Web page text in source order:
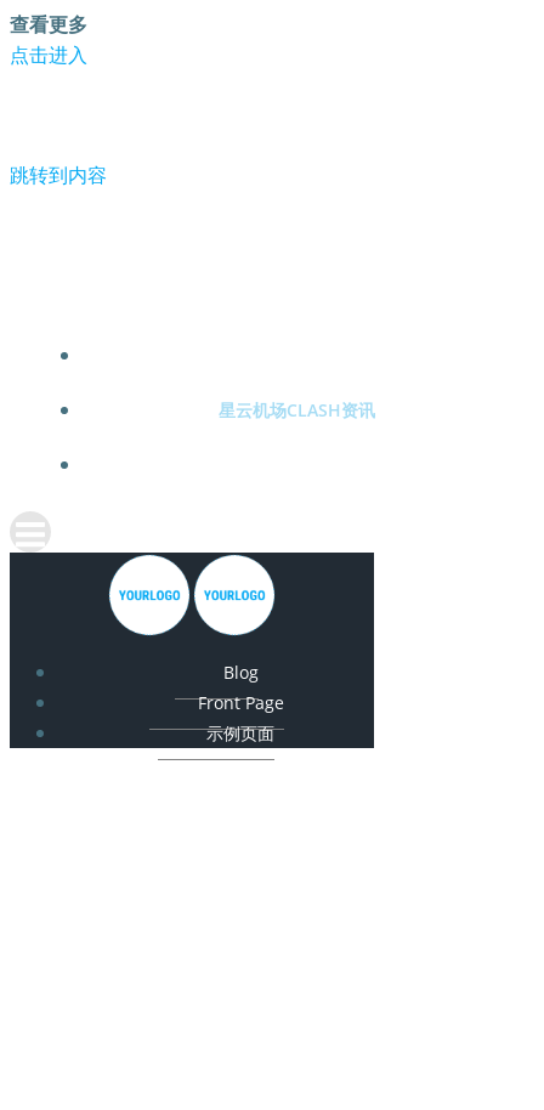
查看更多
点击进入
跳转到内容
星云机场CLASH资讯
Blog
Front Page
示例页面